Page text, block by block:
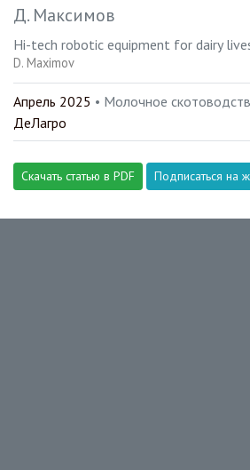
Д. Максимов
Hi-tech robotic equipment for dairy
D. Maximov
Апрель 2025 • Молочное
ДеЛагро
Скачать статью в PDF Подписаться на